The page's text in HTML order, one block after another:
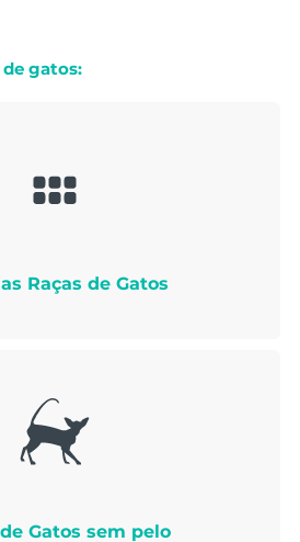
de gatos:
Raças de Gatos
Gatos sem pelo